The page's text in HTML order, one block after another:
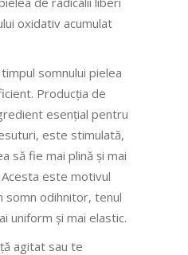
oxidativ acumulat
somnului pielea
Producția de
esențial pentru
este stimulată,
să fie mai plină și mai
este motivul
somn odihnitor, tenul
uniform și mai elastic.
agitat sau te